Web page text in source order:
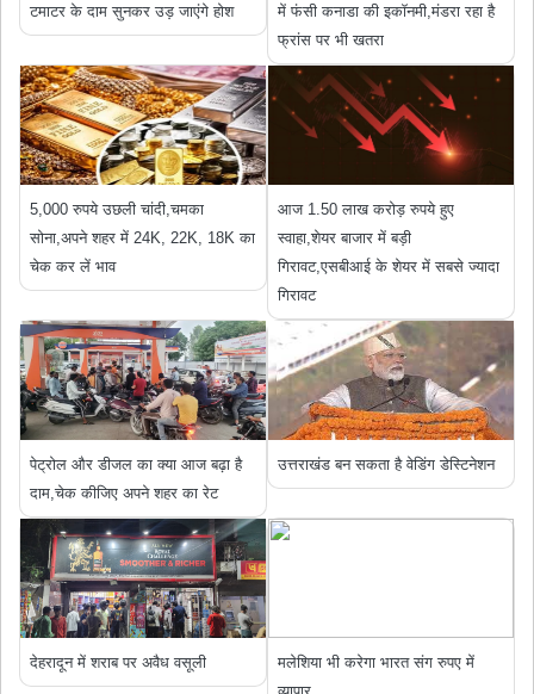
टमाटर के दाम सुनकर उड़ जाएंगे होश
में फंसी कनाडा की इकॉनमी,मंडरा रहा है
फ्रांस पर भी खतरा
5,000 रुपये उछली चांदी,चमका
सोना,अपने शहर में 24K, 22K, 18K का
चेक कर लें भाव
आज 1.50 लाख करोड़ रुपये हुए
स्‍वाहा,शेयर बाजार में बड़ी
गिरावट,एसबीआई के शेयर में सबसे ज्यादा
गिरावट
पेट्रोल और डीजल का क्या आज बढ़ा है
दाम,चेक कीजिए अपने शहर का रेट
उत्तराखंड बन सकता है वेडिंग डेस्टिनेशन
देहरादून में शराब पर अवैध वसूली
मलेशिया भी करेगा भारत संग रुपए में